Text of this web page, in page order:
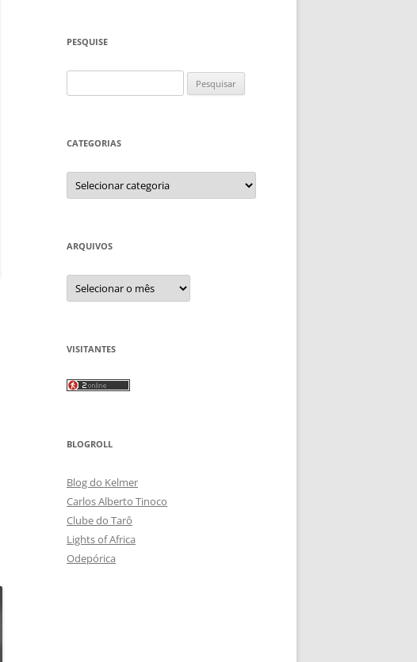
PESQUISE
por:
CATEGORIAS
Categorias
ARQUIVOS
Arquivos
VISITANTES
BLOGROLL
Blog do Kelmer
Carlos Alberto Tinoco
Clube do Tarô
Lights of Africa
Odepórica